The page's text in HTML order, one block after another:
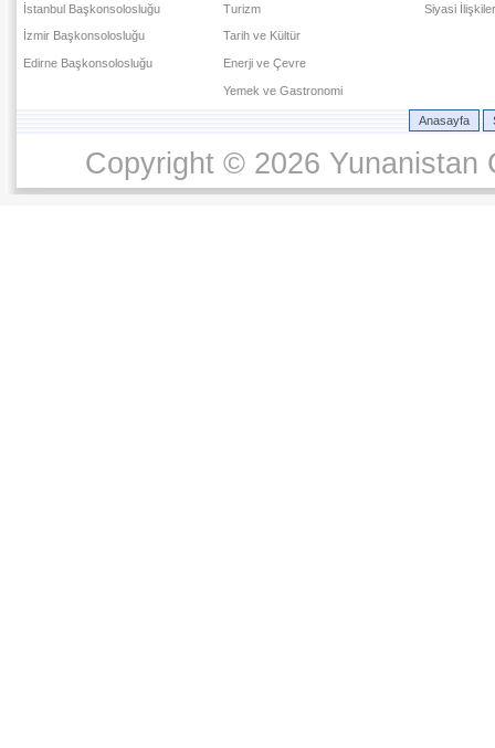
İstanbul Başkonsolosluğu
İzmir Başkonsolosluğu
Edirne Başkonsolosluğu
Turizm
Tarih ve Kültür
Enerji ve Çevre
Yemek ve Gastronomi
Siyasi İlişkiler
Anasayfa
Copyright © 2026 Yunanistan